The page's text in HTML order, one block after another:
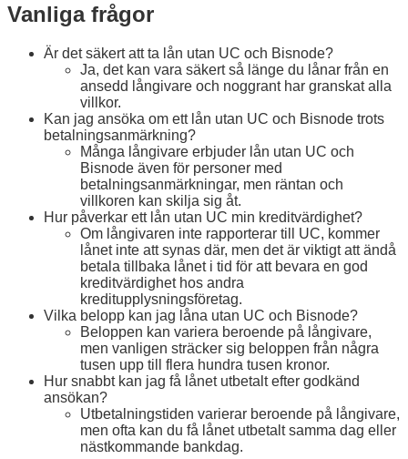
Vanliga frågor
Är det säkert att ta lån utan UC och Bisnode?
Ja, det kan vara säkert så länge du lånar från en
ansedd långivare och noggrant har granskat alla
villkor.
Kan jag ansöka om ett lån utan UC och Bisnode trots
betalningsanmärkning?
Många långivare erbjuder lån utan UC och
Bisnode även för personer med
betalningsanmärkningar, men räntan och
villkoren kan skilja sig åt.
Hur påverkar ett lån utan UC min kreditvärdighet?
Om långivaren inte rapporterar till UC, kommer
lånet inte att synas där, men det är viktigt att ändå
betala tillbaka lånet i tid för att bevara en god
kreditvärdighet hos andra
kreditupplysningsföretag.
Vilka belopp kan jag låna utan UC och Bisnode?
Beloppen kan variera beroende på långivare,
men vanligen sträcker sig beloppen från några
tusen upp till flera hundra tusen kronor.
Hur snabbt kan jag få lånet utbetalt efter godkänd
ansökan?
Utbetalningstiden varierar beroende på långivare,
men ofta kan du få lånet utbetalt samma dag eller
nästkommande bankdag.